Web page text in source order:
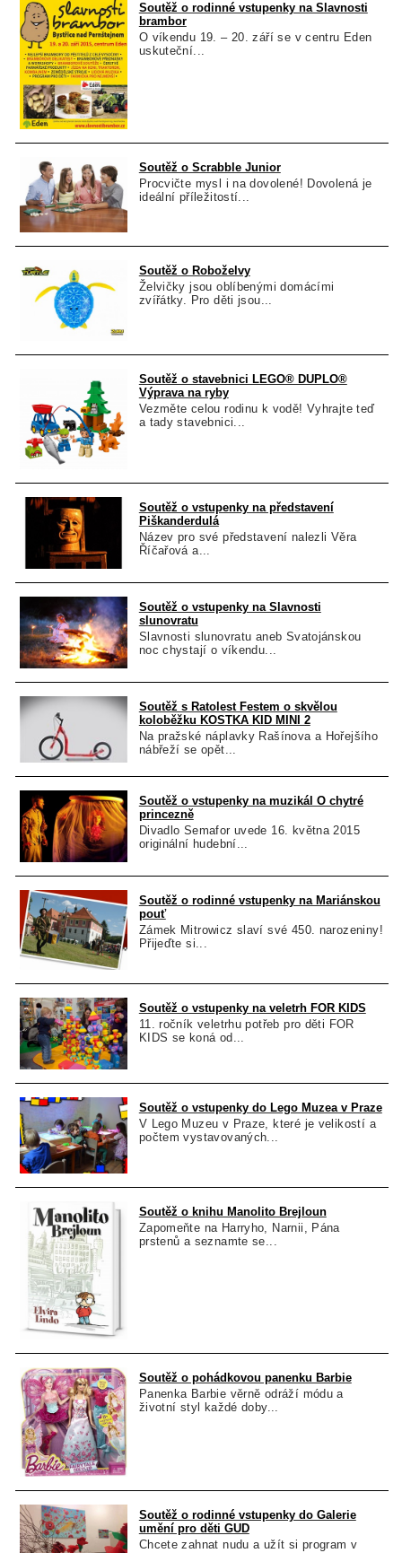
Soutěž o rodinné vstupenky na Slavnosti
brambor
O víkendu 19. – 20. září se v centru Eden
uskuteční...
Soutěž o Scrabble Junior
Procvičte mysl i na dovolené! Dovolená je
ideální příležitostí...
Soutěž o Roboželvy
Želvičky jsou oblíbenými domácími
zvířátky. Pro děti jsou...
Soutěž o stavebnici LEGO® DUPLO®
Výprava na ryby
Vezměte celou rodinu k vodě! Vyhrajte teď
a tady stavebnici...
Soutěž o vstupenky na představení
Piškanderdulá
Název pro své představení nalezli Věra
Říčařová a...
Soutěž o vstupenky na Slavnosti
slunovratu
Slavnosti slunovratu aneb Svatojánskou
noc chystají o víkendu...
Soutěž s Ratolest Festem o skvělou
koloběžku KOSTKA KID MINI 2
Na pražské náplavky Rašínova a Hořejšího
nábřeží se opět...
Soutěž o vstupenky na muzikál O chytré
princezně
Divadlo Semafor uvede 16. května 2015
originální hudební...
Soutěž o rodinné vstupenky na Mariánskou
pouť
Zámek Mitrowicz slaví své 450. narozeniny!
Přijeďte si...
Soutěž o vstupenky na veletrh FOR KIDS
11. ročník veletrhu potřeb pro děti FOR
KIDS se koná od...
Soutěž o vstupenky do Lego Muzea v Praze
V Lego Muzeu v Praze, které je velikostí a
počtem vystavovaných...
Soutěž o knihu Manolito Brejloun
Zapomeňte na Harryho, Narnii, Pána
prstenů a seznamte se...
Soutěž o pohádkovou panenku Barbie
Panenka Barbie věrně odráží módu a
životní styl každé doby...
Soutěž o rodinné vstupenky do Galerie
umění pro děti GUD
Chcete zahnat nudu a užít si program v